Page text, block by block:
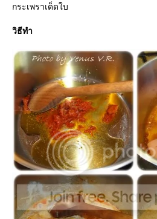
กระเพราเด็ดใบ
วิธีทำ